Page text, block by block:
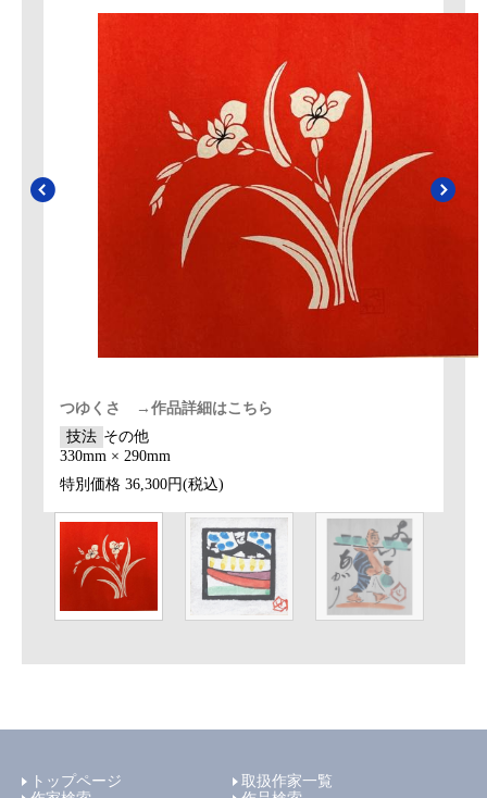
つゆくさ →作品詳細はこちら
技法 その他
330mm × 290mm
特別価格 36,300円(税込)
トップページ
取扱作家一覧